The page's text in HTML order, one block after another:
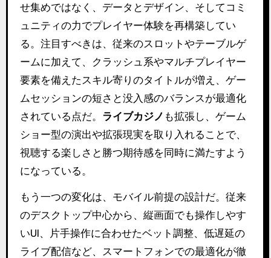
せ集めではなく、データとデザイン、そしてコミ
ュニティの力でプレイヤー体験を再構築してい
る。注目すべきは、従来のスロットやテーブルゲ
ームに加えて、クラッシュ系やマルチプレイヤー
要素を備えたスキル寄りのタイトルが増え、ゲー
ムセッションの短さと没入感のバランスが最適化
されている点だ。 ライブカジノ も拡張し、ゲーム
ショー型の演出や拡張現実を取り入れることで、
視聴する楽しさと勝つ期待感を同時に満たすよう
になっている。
もう一つの変化は、モバイル前提の設計だ。従来
のデスクトップ中心から、縦画面でも操作しやす
いUI、片手操作に合わせたベット調整、低遅延の
ライブ配信など、スマートフォンでの最適化が徹